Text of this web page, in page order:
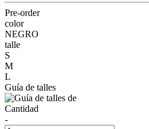
Pre-order
color
NEGRO
talle
S
M
L
Guía de talles
Cantidad
-